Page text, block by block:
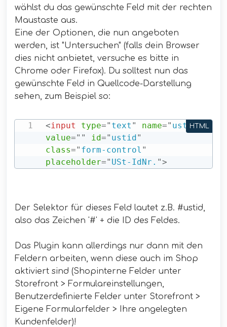
wählst du das gewünschte Feld mit der rechten
Maustaste aus.
Eine der Optionen, die nun angeboten
werden, ist "Untersuchen" (falls dein Browser
dies nicht anbietet, versuche es bitte in
Chrome oder Firefox). Du solltest nun das
gewünschte Feld in Quellcode-Darstellung
sehen, zum Beispiel so:
<input type=" text " name=" ustid"
value=" " id=" ustid"
class=" form-control "
placeholder=" USt-IdNr. ">
HTML
Der Selektor für dieses Feld lautet z.B. #ustid,
also das Zeichen '#' + die ID des Feldes.
Das Plugin kann allerdings nur dann mit den
Feldern arbeiten, wenn diese auch im Shop
aktiviert sind (Shopinterne Felder unter
Storefront > Formulareinstellungen,
Benutzerdefinierte Felder unter Storefront >
Eigene Formularfelder > Ihre angelegten
Kundenfelder)!